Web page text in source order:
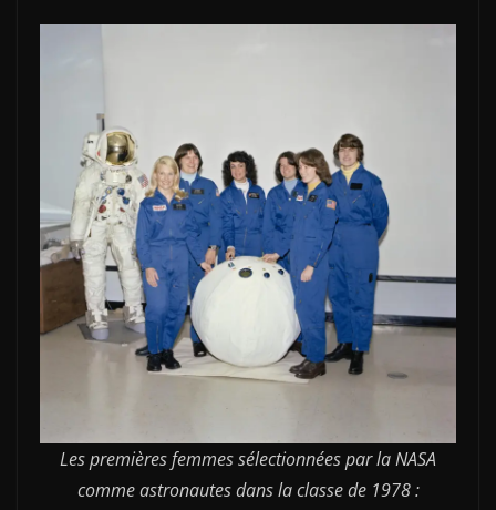
Les premières femmes sélectionnées par la NASA
comme astronautes dans la classe de 1978 :